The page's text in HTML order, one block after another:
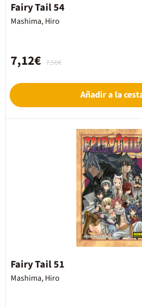
Fairy Tail 54
Mashima, Hiro
7,50€
7,12€
Añadir a la
Fairy Tail 51
Mashima, Hiro